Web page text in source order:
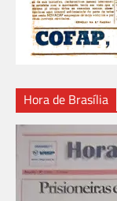
Hora de Brasília